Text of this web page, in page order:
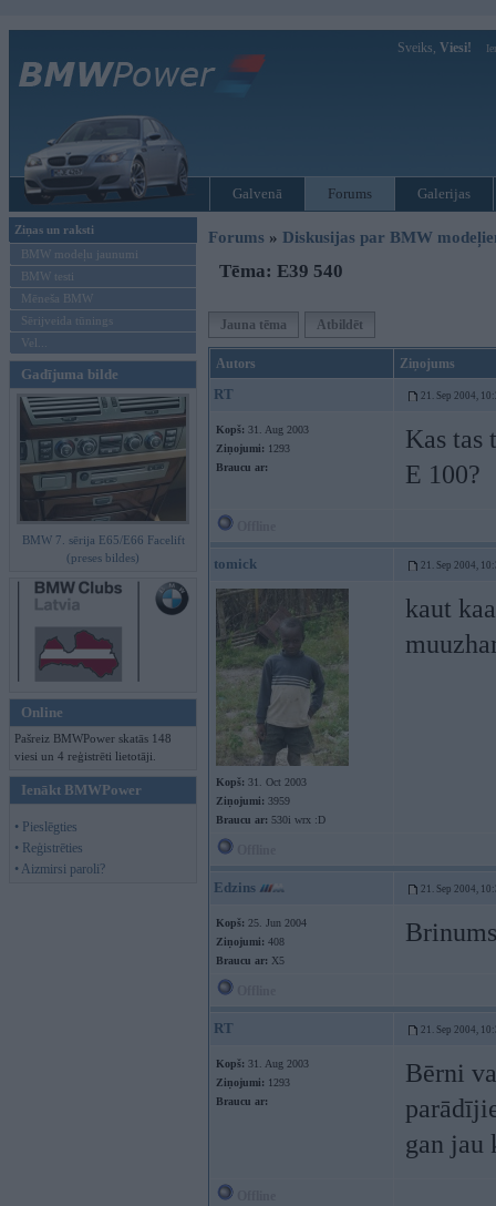
Sveiks, Viesi!
Galvenā Forums Galerijas
Ziņas un raksti
BMW modeļu jaunumi
BMW testi
Mēneša BMW
Sērijveida tūnings
Vel...
Gadījuma bilde
BMW 7. sērija E65/E66 Facelift
(preses bildes)
Online
Pašreiz BMWPower skatās 148
viesi un 4 reģistrēti lietotāji.
Ienākt BMWPower
• Pieslēgties
• Reģistrēties
• Aizmirsi paroli?
Forums » Diskusijas par BMW
Tēma: E39 540
Jauna tēma Atbildēt
Autors Ziņojums
RT 21. Sep 2004,
Kopš: 31. Aug 2003
Ziņojumi: 1293
Braucu ar:
Kas tas
E 100?
tomick 21. Sep 2004,
Kopš: 31. Oct 2003
Ziņojumi: 3959
Braucu ar: 530i wrx :D
kaut
Edzins 21. Sep 2004,
Kopš: 25. Jun 2004
Ziņojumi: 408
Braucu ar: X5
RT 21. Sep 2004,
Kopš: 31. Aug 2003
Ziņojumi: 1293
Braucu ar:
Bērni
gan jau